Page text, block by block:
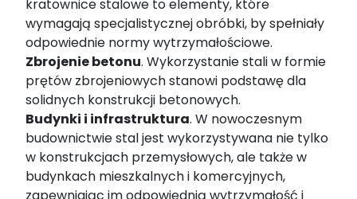
kratownice stalowe to elementy, które
wymagają specjalistycznej obróbki, by spełniały
odpowiednie normy wytrzymałościowe.
Zbrojenie betonu. Wykorzystanie stali w formie
prętów zbrojeniowych stanowi podstawę dla
solidnych konstrukcji betonowych.
Budynki i infrastruktura. W nowoczesnym
budownictwie stal jest wykorzystywana nie tylko
w konstrukcjach przemysłowych, ale także w
budynkach mieszkalnych i komercyjnych,
zapewniając im odpowiednią wytrzymałość i